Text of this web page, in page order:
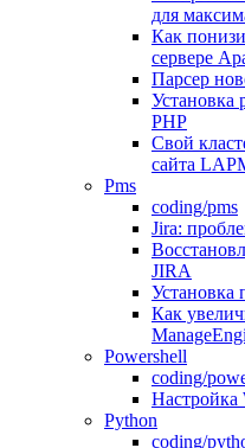
для
Как
сервере
Парсер
Установка
PHP
Свой
сайта
Pms
coding/pms
Jira:
JIRA
Установка
Как
Powershell
coding/
Настройка
Python
coding/